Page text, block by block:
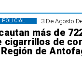
3 De Agosto
más de
cigarrillos de
Región de
POLICIAL